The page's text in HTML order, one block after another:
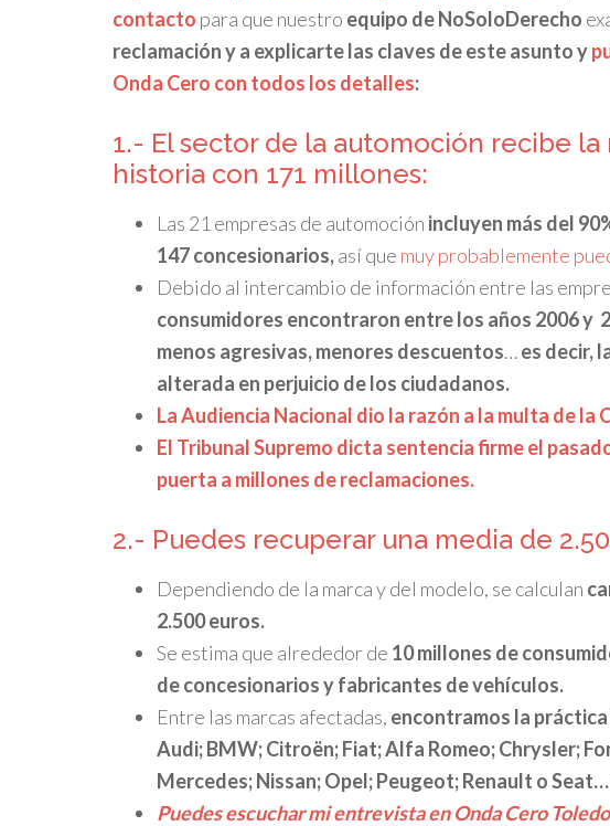
contacto para que nuestro equipo de NoSoloDerecho
reclamación y a explicarte las claves de este asunto y
Onda Cero con todos los detalles:
1.- El sector de la automoción recibe
historia con 171 millones:
Las 21 empresas de automoción incluyen más del
147 concesionarios,así que muy probablemente
Debido al intercambio de información entre las
consumidores encontraron entre los años 2006 y
menos agresivas, menores descuentos…es decir,
alterada en perjuicio de los ciudadanos.
La Audiencia Nacional dio la razón a la multa de la
El Tribunal Supremo dicta sentencia firme el
puerta a millones de reclamaciones.
2.- Puedes recuperar una media de
Dependiendo de la marca y del modelo, se calculan
2.500 euros.
Se estima que alrededor de 10 millones de
de concesionarios y fabricantes de vehículos.
Entre las marcas afectadas, encontramos la
Audi; BMW; Citroën; Fiat; Alfa Romeo; Chrysler;
Mercedes; Nissan; Opel; Peugeot; Renault o
Puedes escuchar mi entrevista en Onda Cero